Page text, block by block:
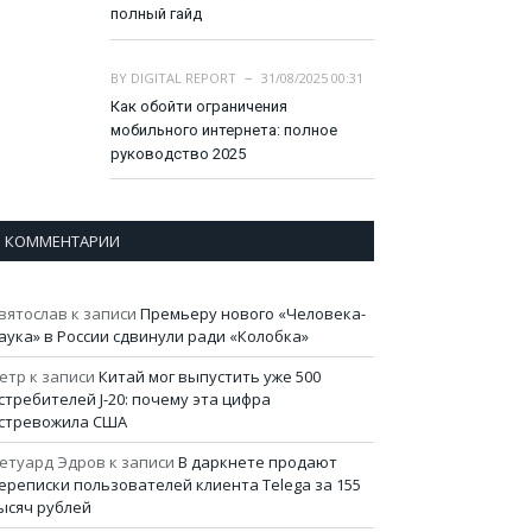
полный гайд
BY DIGITAL REPORT
31/08/2025 00:31
Как обойти ограничения
мобильного интернета: полное
руководство 2025
КОММЕНТАРИИ
к записи Премьеру нового «Человека-
в России сдвинули ради «Колобка»
к записи Китай мог выпустить уже 500
J-20: почему эта цифра
США
Эдров к записи В даркнете продают
пользователей клиента Telega за 155
рублей